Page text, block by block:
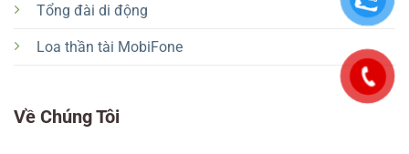
Tổng đài di động
Loa thần tài MobiFone
Về Chúng Tôi